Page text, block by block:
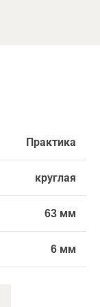
Практика
круглая
63 мм
6 мм